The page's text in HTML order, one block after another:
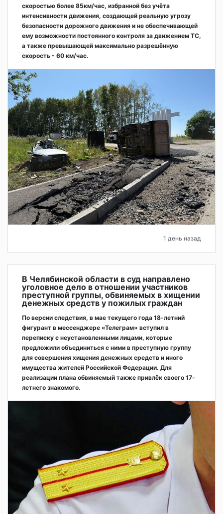
скоростью более 85км/час, избранной без учёта
интенсивности движения, создающей реальную угрозу
безопасности дорожного движения и не обеспечивающей
ему возможности постоянного контроля за движением ТС,
а также превышающей максимально разрешённую
скорость - 60 км/час.
1 день назад
В Челябинской области в суд направлено
уголовное дело в отношении участников
преступной группы, обвиняемых в хищении
денежных средств у пожилых граждан
По версии следствия, в мае текущего года 18-летний
фигурант в мессенджере «Телеграм» вступил в
переписку с неустановленными лицами, которые
предложили объединиться с ними в преступную группу
для совершения хищения денежных средств и иного
имущества жителей Российской Федерации. Для
реализации плана обвиняемый также привлёк своего 17-
летнего знакомого.